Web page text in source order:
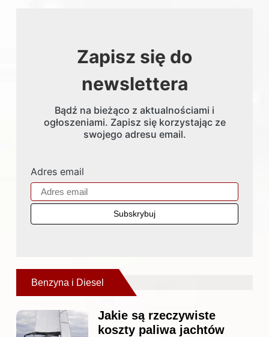
Zapisz się do
newslettera
Bądź na bieżąco z aktualnościami i
ogłoszeniami. Zapisz się korzystając ze
swojego adresu email.
Adres email
Benzyna i Diesel
Jakie są rzeczywiste
koszty paliwa jachtów